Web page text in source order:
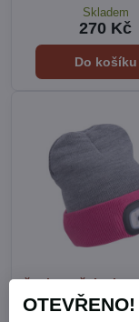
Skladem
270 Kč
Do košíku
čepice s čelovkou
USB nabíjení,
šedá/růžová,
OTEVŘENO!